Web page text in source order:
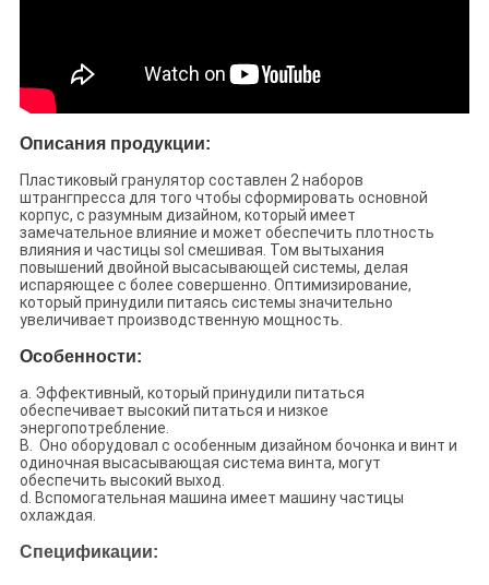
Описания продукции:
Пластиковый гранулятор составлен 2 наборов
штрангпресса для того чтобы сформировать основной
корпус, с разумным дизайном, который имеет
замечательное влияние и может обеспечить плотность
влияния и частицы sol смешивая. Том вытыхания
повышений двойной высасывающей системы, делая
испаряющее с более совершенно. Оптимизирование,
который принудили питаясь системы значительно
увеличивает производственную мощность.
Особенности:
a. Эффективный, который принудили питаться
обеспечивает высокий питаться и низкое
энергопотребление.
B. Оно оборудовал с особенным дизайном бочонка и винт и
одиночная высасывающая система винта, могут
обеспечить высокий выход.
d. Вспомогательная машина имеет машину частицы
охлаждая.
Спецификации: